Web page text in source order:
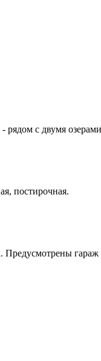
с двумя
постирочная.
гараж